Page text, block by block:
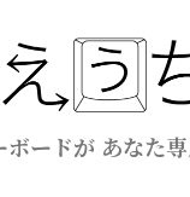
ードが あなた